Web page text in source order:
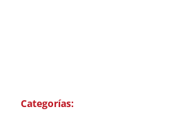
Categorías: